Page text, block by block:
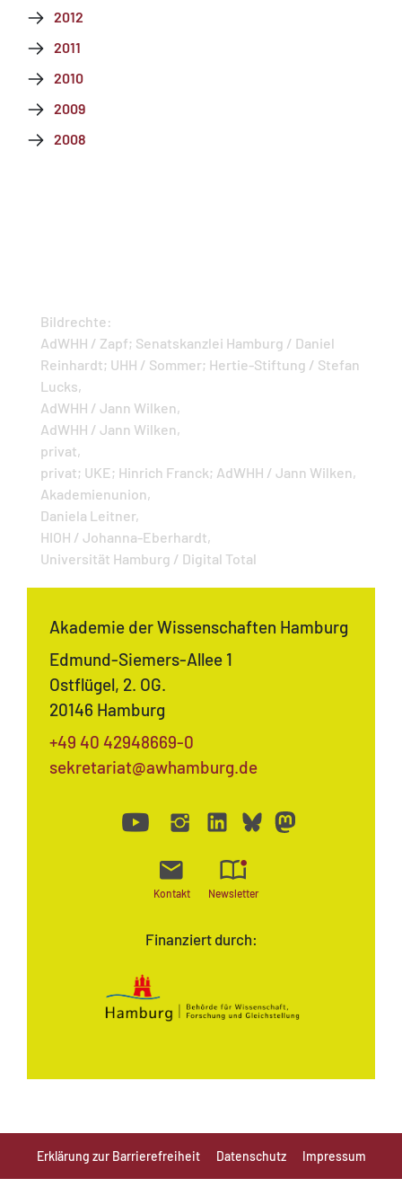
2012
2011
2010
2009
2008
Bildrechte:
A dWHH / Zapf; Senatskanzlei Hamburg / Daniel
Reinhardt; UHH / Sommer; Hertie-Stiftung / Stefan
Lucks,
AdWHH / Jann Wilken,
AdWHH / Jann Wilken,
privat,
privat; UKE; Hinrich Franck; AdWHH / Jann Wilken,
Akademienunion,
Daniela Leitner,
HIOH / Johanna-Eberhardt,
Universität Hamburg / Digital Total
Finanziert durch:
Akademie der Wissenschaften Hamburg
Edmund-Siemers-Allee 1
Ostflügel, 2. OG.
20146 Hamburg
+49 40 42948669-0
sekretariat@awhamburg.de
Kontakt Newsletter
Erklärung zur Barrierefreiheit Datenschutz Impressum